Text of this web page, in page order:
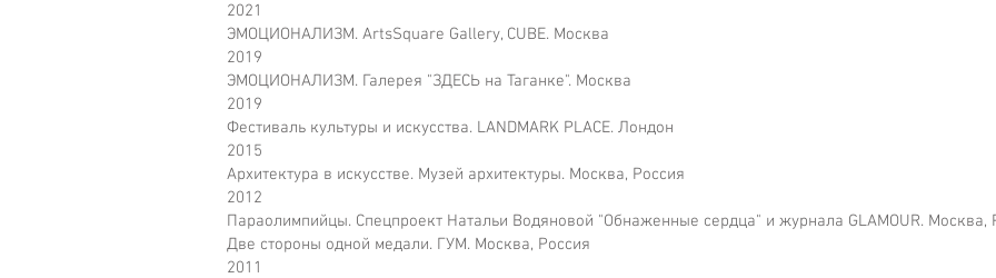
2021
ЭМОЦИОНАЛИЗМ. ArtsSquare Gallery, CUBE. Москва
2019
ЭМОЦИОНАЛИЗМ. Галерея "ЗДЕСЬ на Таганке". Москва
2019
Фестиваль культуры и искусства. LANDMARK PLACE. Лондон
2015
Архитектура в искусстве. Музей архитектуры. Москва, Россия
2012
Параолимпийцы. Спецпроект Натальи Водяновой "Обнаженные сердца" и журнала GLAMOUR. Москва,
Две стороны одной медали. ГУМ. Москва, Россия
2011